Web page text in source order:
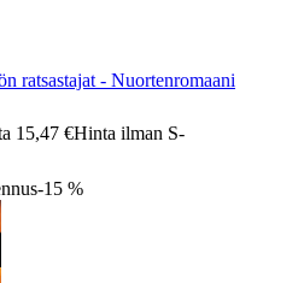
ratsastajat - Nuortenromaani
15,47 €Hinta ilman S-
-15 %